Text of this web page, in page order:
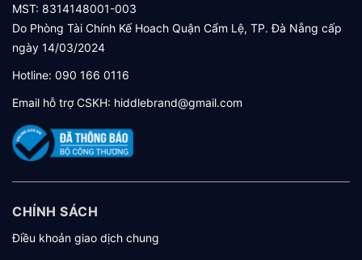
MST: 8314148001-003
Do Phòng Tài Chính Kế Hoach Quận Cẩm Lệ, TP. Đà Nẵng cấp
ngày 14/03/2024
Hotline: 090 166 0116
Email hỗ trợ CSKH: hiddlebrand@gmail.com
CHÍNH SÁCH
Điều khoản giao dịch chung